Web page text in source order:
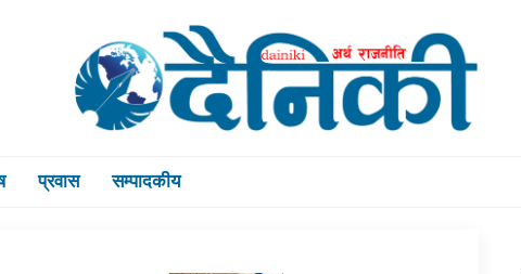
प्रवास सम्पादकीय